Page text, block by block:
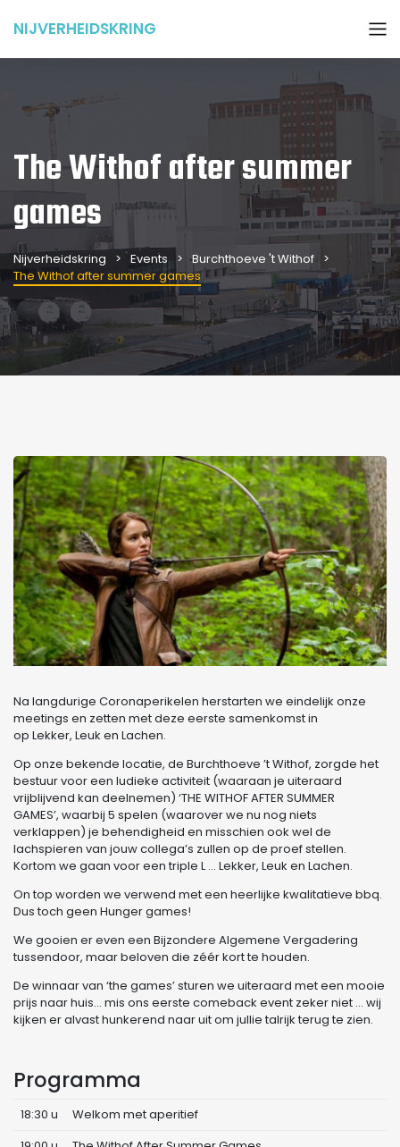
NIJVERHEIDSKRING
The Withof after summer
games
Nijverheidskring Events
Burchthoeve 't Withof
The Withof after summer games
Na langdurige Coronaperikelen herstarten we eindelijk onze
meetings en zetten met deze eerste samenkomst in
op Lekker, Leuk en Lachen.
Op onze bekende locatie, de Burchthoeve ’t Withof, zorgde het
bestuur voor een ludieke activiteit (waaraan je uiteraard
vrijblijvend kan deelnemen) ‘THE WITHOF AFTER SUMMER
GAMES’, waarbij 5 spelen (waarover we nu nog niets
verklappen) je behendigheid en misschien ook wel de
lachspieren van jouw collega’s zullen op de proef stellen.
Kortom we gaan voor een triple L … Lekker, Leuk en Lachen.
On top worden we verwend met een heerlijke kwalitatieve bbq.
Dus toch geen Hunger games!
We gooien er even een Bijzondere Algemene Vergadering
tussendoor, maar beloven die zéér kort te houden.
De winnaar van ‘the games’ sturen we uiteraard met een mooie
prijs naar huis… mis ons eerste comeback event zeker niet … wij
kijken er alvast hunkerend naar uit om jullie talrijk terug te zien.
Programma
18:30 u
Welkom met aperitief